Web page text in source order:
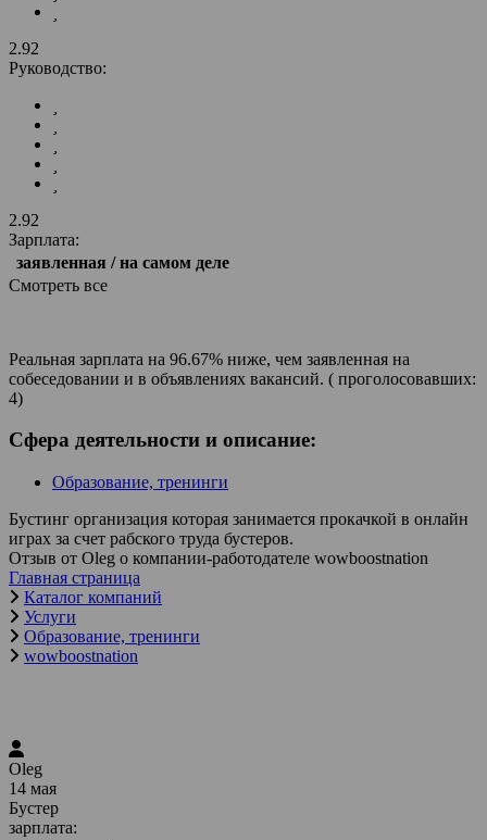
2.92
Руководство:
2.92
Зарплата:
заявленная / на самом деле
Смотреть все
Реальная зарплата на 96.67% ниже, чем заявленная на
собеседовании и в объявлениях вакансий. ( проголосовавших:
4)
Сфера деятельности и описание:
Образование, тренинги
Бустинг организация которая занимается прокачкой в онлайн
играх за счет рабского труда бустеров.
Отзыв от Oleg о компании-работодателе wowboostnation
Главная страница
Каталог компаний
Услуги
Образование, тренинги
wowboostnation
Oleg
14 мая
Бустер
зарплата: